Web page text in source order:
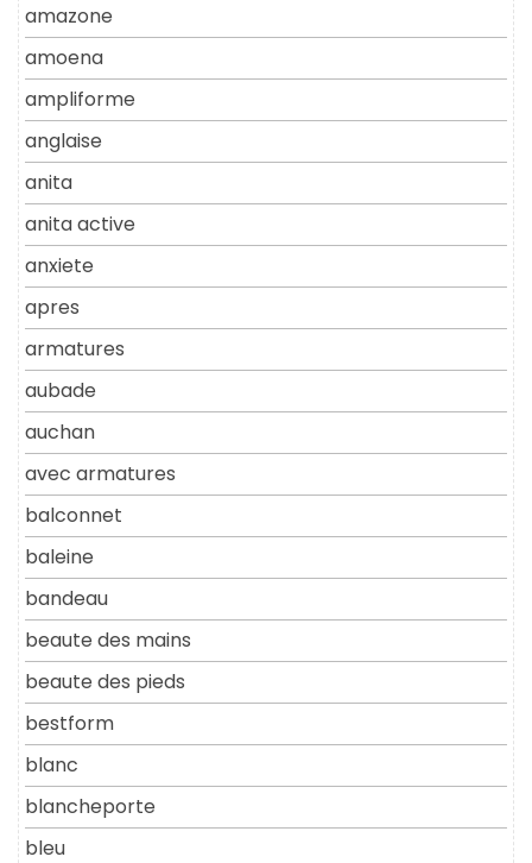
amazone
amoena
ampliforme
anglaise
anita
anita active
anxiete
apres
armatures
aubade
auchan
avec armatures
balconnet
baleine
bandeau
beaute des mains
beaute des pieds
bestform
blanc
blancheporte
bleu